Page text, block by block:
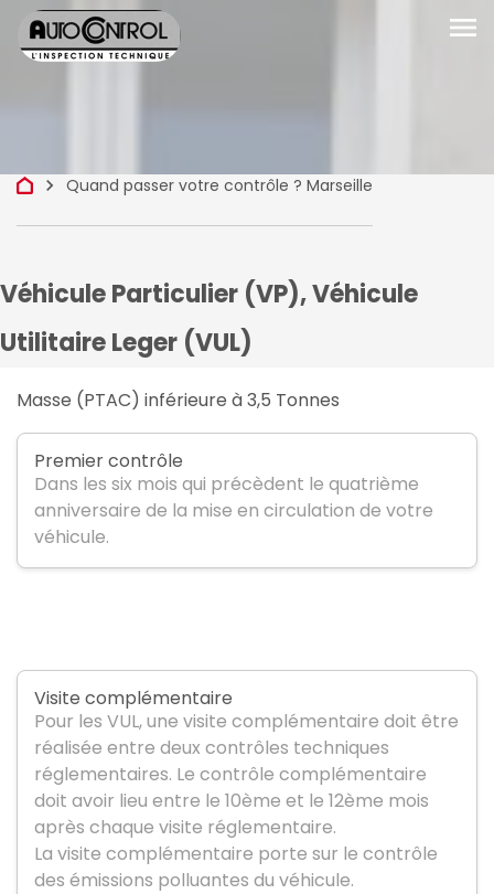
menu
keyboard_arrow_right Quand passer votre contrôle ? Marseille
Véhicule Particulier (VP), Véhicule
Utilitaire Leger (VUL)
Masse (PTAC) inférieure à 3,5 Tonnes
Premier contrôle
Dans les six mois qui précèdent le quatrième
anniversaire de la mise en circulation de votre
véhicule.
Visite complémentaire
Pour les VUL, une visite complémentaire doit être
réalisée entre deux contrôles techniques
réglementaires. Le contrôle complémentaire
doit avoir lieu entre le 10ème et le 12ème mois
après chaque visite réglementaire.
La visite complémentaire porte sur le contrôle
des émissions polluantes du véhicule.